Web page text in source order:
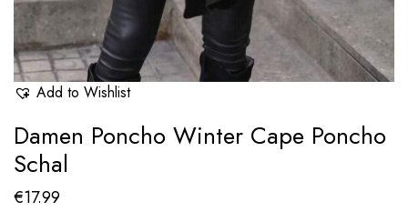
Add to Wishlist
Damen Poncho Winter Cape Poncho
Schal
€17.99